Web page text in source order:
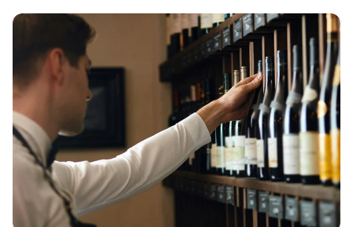
Боливия. Об этом БЕЛТА сообщили в пресс-службе
белорусского лидера.